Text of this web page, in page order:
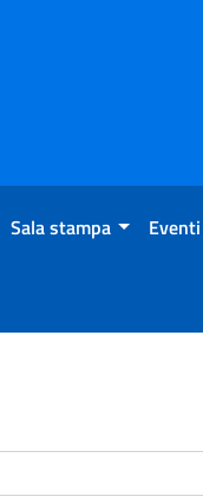
Sala stampa Eventi